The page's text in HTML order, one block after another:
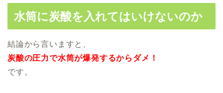
水筒に炭酸を入れてはいけないのか
結論から言いますと、
炭酸の圧力で水筒が爆発するからダメ！
です。